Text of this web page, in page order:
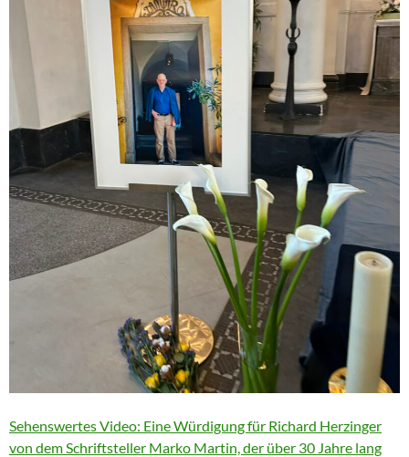
Sehenswertes Video: Eine Würdigung für Richard Herzinger
von dem Schriftsteller Marko Martin, der über 30 Jahre lang